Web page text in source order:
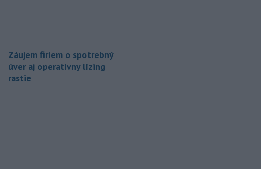
Záujem firiem o spotrebný
úver aj operatívny lízing
rastie